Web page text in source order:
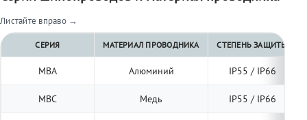
Листайте вправо →
СЕРИЯ МАТЕРИАЛ ПРОВОДНИКА СТЕПЕНЬ ЗАЩИТЫ
МВА Алюминий IP55 / IP66
МВС Медь IP55 / IP66